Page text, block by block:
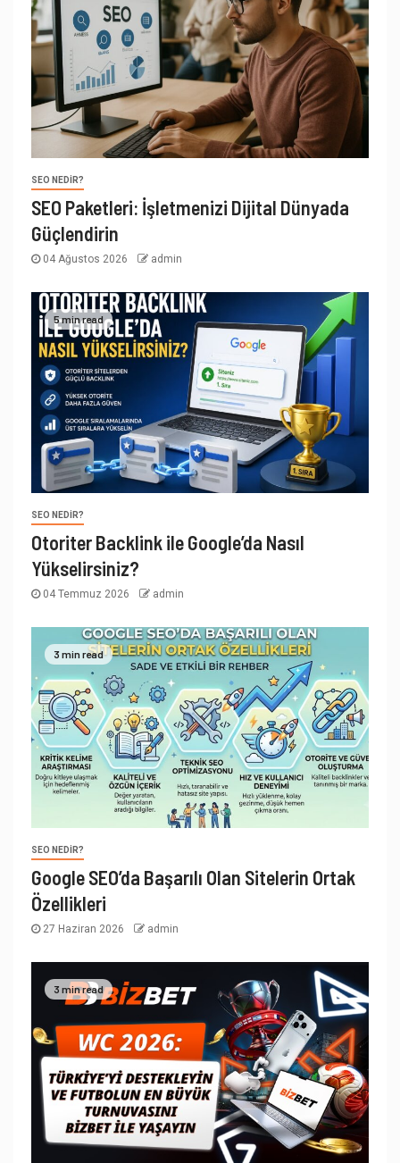
SEO NEDIR?
SEO Paketleri: İşletmenizi Dijital Dünyada
Güçlendirin
04 Ağustos 2026 admin
5 min read
SEO NEDIR?
Otoriter Backlink ile Google’da Nasıl
Yükselirsiniz?
04 Temmuz 2026 admin
3 min read
SEO NEDIR?
Google SEO’da Başarılı Olan Sitelerin Ortak
Özellikleri
27 Haziran 2026 admin
3 min read